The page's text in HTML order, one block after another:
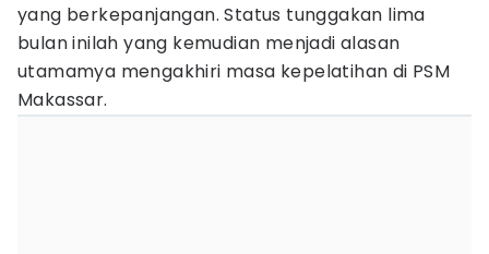
yang berkepanjangan. Status tunggakan lima
bulan inilah yang kemudian menjadi alasan
utamamya mengakhiri masa kepelatihan di PSM
Makassar.